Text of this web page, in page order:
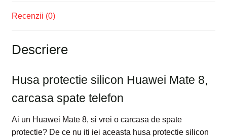
Recenzii (0)
Descriere
Husa protectie silicon Huawei Mate 8,
carcasa spate telefon
Ai un Huawei Mate 8, si vrei o carcasa de spate
protectie? De ce nu iti iei aceasta husa protectie silicon